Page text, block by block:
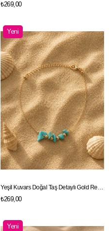
₺269,00
₺269,00
Yeni
Ürün
Yeni